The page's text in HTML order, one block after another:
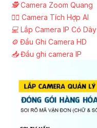
🕵️Camera Zoom Quang
🧛‍♀️ Camera Tích Hợp AI
💻 Lắp Camera IP Có Dây
⚙️ Đầu Ghi Camera HD
📥Đầu ghi camera IP